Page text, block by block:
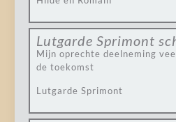
Lutgarde Sprimont
Mijn oprechte deelneming
de toekomst
Lutgarde Sprimont